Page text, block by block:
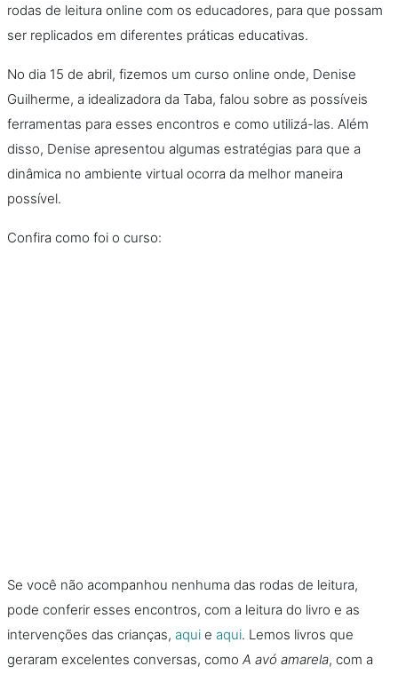
rodas de leitura online com os educadores, para que possam
ser replicados em diferentes práticas educativas.
No dia 15 de abril, fizemos um curso online onde, Denise
Guilherme, a idealizadora da Taba, falou sobre as possíveis
ferramentas para esses encontros e como utilizá-las. Além
disso, Denise apresentou algumas estratégias para que a
dinâmica no ambiente virtual ocorra da melhor maneira
possível.
Confira como foi o curso:
Se você não acompanhou nenhuma das rodas de leitura,
pode conferir esses encontros, com a leitura do livro e as
intervenções das crianças, aqui e aqui. Lemos livros que
geraram excelentes conversas, como A avó amarela, com a